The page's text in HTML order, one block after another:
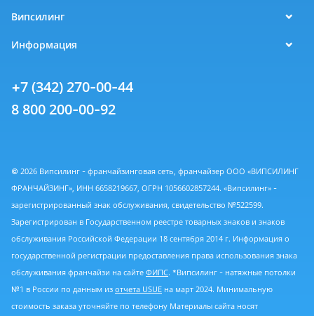
Випсилинг
Информация
+7 (342) 270-00-44
8 800 200-00-92
© 2026 Випсилинг - франчайзинговая сеть, франчайзер ООО «ВИПСИЛИНГ
ФРАНЧАЙЗИНГ», ИНН 6658219667, ОГРН 1056602857244. «Випсилинг» -
зарегистрированный знак обслуживания, свидетельство №522599.
Зарегистрирован в Государственном реестре товарных знаков и знаков
обслуживания Российской Федерации 18 сентября 2014 г. Информация о
государственной регистрации предоставления права использования знака
обслуживания франчайзи на сайте ФИПС. *Випсилинг - натяжные потолки
№1 в России по данным из отчета USUE на март 2024. Минимальную
стоимость заказа уточняйте по телефону Материалы сайта носят